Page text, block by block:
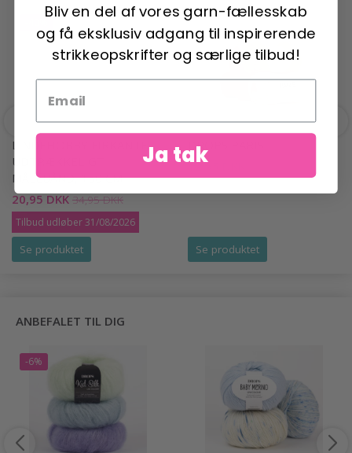
LINDEHOBBY FIRKANTET
UDTRÆKKELIGT
MÅLEBÅND, 150 CM
20,95 DKK 34,95 DKK
Tilbud udløber 31/08/2026
Se produktet
DROPS PARIS
12,95 DKK
Se produktet
ANBEFALET TIL DIG
-6%
Bliv en del af vores garn-fællesskab
og få eksklusiv adgang til inspirerende
strikkeopskrifter og særlige tilbud!
Ja tak